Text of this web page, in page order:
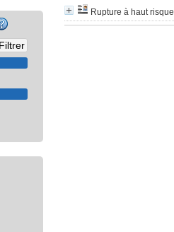
Rupture à haut risque